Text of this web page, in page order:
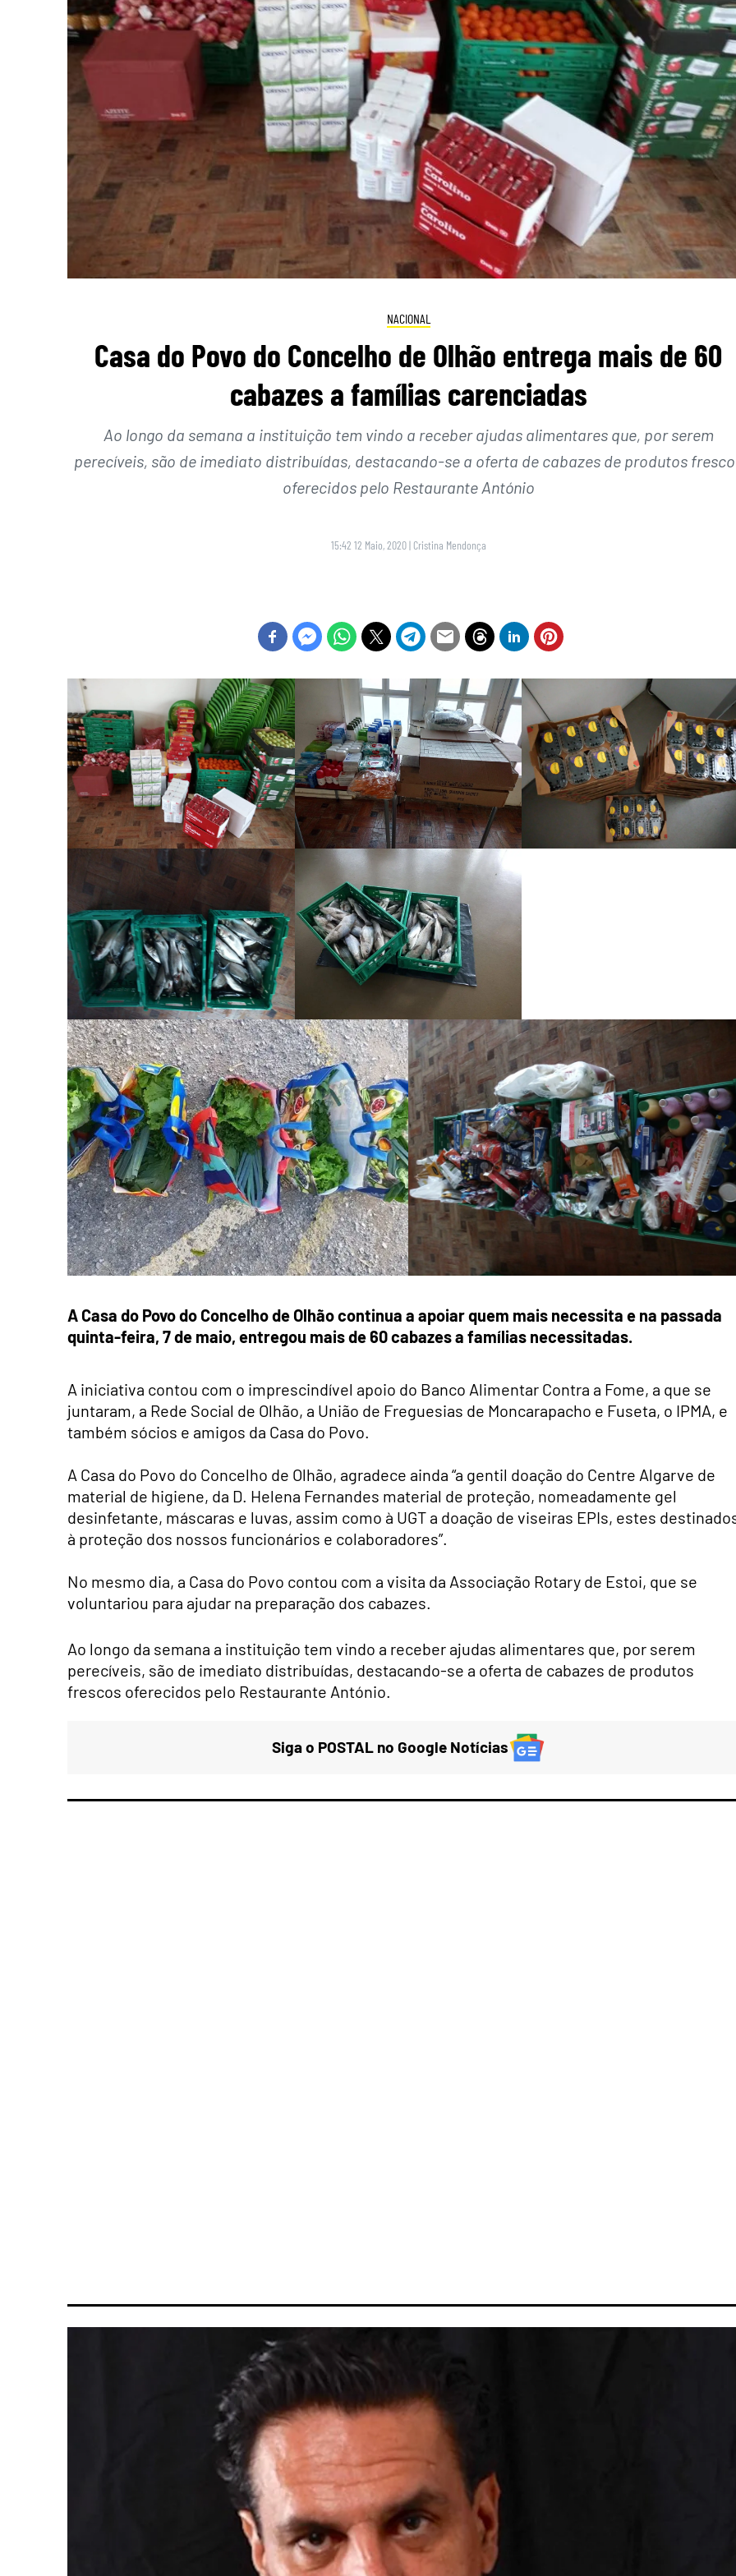
NACIONAL
Casa do Povo do Concelho de Olhão entrega mais de 60
cabazes a famílias carenciadas
Ao longo da semana a instituição tem vindo a receber ajudas alimentares que, por serem
perecíveis, são de imediato distribuídas, destacando-se a oferta de cabazes de produtos
oferecidos pelo Restaurante António
15:42 12 Maio, 2020 | Cristina Mendonça
A Casa do Povo do Concelho de Olhão continua a apoiar quem mais necessita e na passada
quinta-feira, 7 de maio, entregou mais de 60 cabazes a famílias necessitadas.
A iniciativa contou com o imprescindível apoio do Banco Alimentar Contra a Fome, a que se
juntaram, a Rede Social de Olhão, a União de Freguesias de Moncarapacho e Fuseta, o IPMA, e
também sócios e amigos da Casa do Povo.
A Casa do Povo do Concelho de Olhão, agradece ainda “a gentil doação do Centre Algarve de
material de higiene, da D. Helena Fernandes material de proteção, nomeadamente gel
desinfetante, máscaras e luvas, assim como à UGT a doação de viseiras EPIs, estes
à proteção dos nossos funcionários e colaboradores”.
No mesmo dia, a Casa do Povo contou com a visita da Associação Rotary de Estoi, que se
voluntariou para ajudar na preparação dos cabazes.
Ao longo da semana a instituição tem vindo a receber ajudas alimentares que, por serem
perecíveis, são de imediato distribuídas, destacando-se a oferta de cabazes de produtos
frescos oferecidos pelo Restaurante António.
Siga o POSTAL no Google Notícias